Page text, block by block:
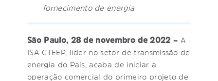
fornecimento de energia
São Paulo, 28 de novembro de 2022 – A
ISA CTEEP, líder no setor de transmissão de
energia do País, acaba de iniciar a
operação comercial do primeiro projeto de